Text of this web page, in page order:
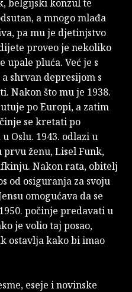
belgijski konzul te
a mnogo mlađa
pa mu je djetinjstvo
proveo je nekoliko
upale pluća. Već je s
shrvan depresijom s
Nakon što mu je 1938.
po Europi, a zatim
se kretati po
Oslu. 1943. odlazi u
prvu ženu, Lisel Funk,
Nakon rata, obitelj
od osiguranja za svoju
omogućava da se
počinje predavati u
je volio taj posao,
ostavlja kako bi imao
eseje i novinske